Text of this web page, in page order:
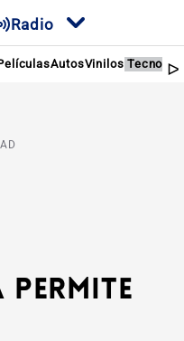
Radio
AutosVinilos
permite